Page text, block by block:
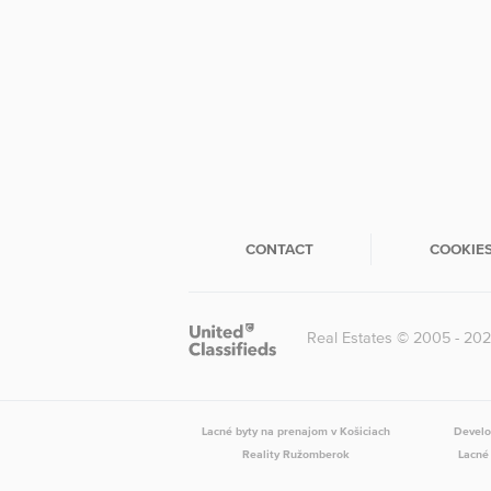
CONTACT
Real Estates © 2005 -
Lacné byty na prenajom v Košiciach
Reality Ružomberok